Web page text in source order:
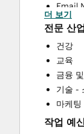
Email
Full
Paid
Sales
더 보기
전문 산
건강
교육
금융
기술 -
마케팅
작업 예